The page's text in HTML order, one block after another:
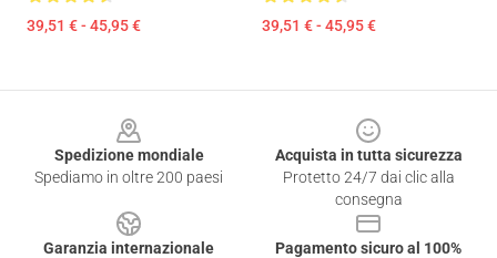
39,51 € - 45,95 € 39,51 € - 45,95 €
Spedizione mondiale
Spediamo in oltre 200 paesi
Acquista in tutta sicurezza
Protetto 24/7 dai clic alla
consegna
Garanzia internazionale
Pagamento sicuro al 100%